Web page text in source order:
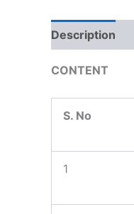
Description
CONTENT
S. No
1